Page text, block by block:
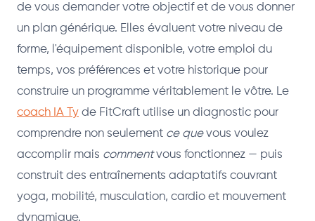
de vous demander votre objectif et de vous donner
un plan générique. Elles évaluent votre niveau de
forme, l'équipement disponible, votre emploi du
temps, vos préférences et votre historique pour
construire un programme véritablement le vôtre. Le
coach IA Ty de FitCraft utilise un diagnostic pour
comprendre non seulement ce quevous voulez
accomplir mais commentvous fonctionnez — puis
construit des entraînements adaptatifs couvrant
yoga, mobilité, musculation, cardio et mouvement
dynamique.